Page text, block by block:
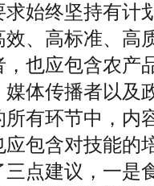
始终坚持有计
、高标准、高
也应包含农产
体传播者以及
有环节中，内
包含对技能的
点建议，一是